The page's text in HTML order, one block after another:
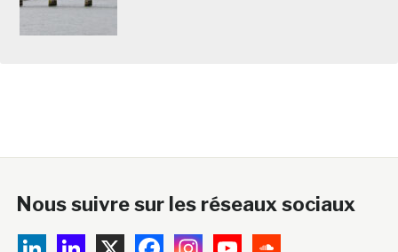
Nous suivre sur les réseaux sociaux